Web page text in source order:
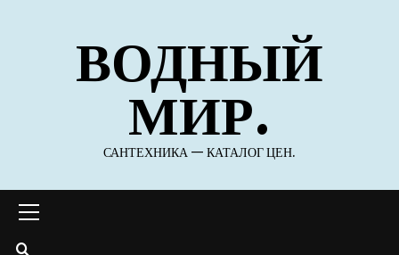
содержимомуВОДНЫЙ
МИР.
САНТЕХНИКА — КАТАЛОГ ЦЕН.
меню